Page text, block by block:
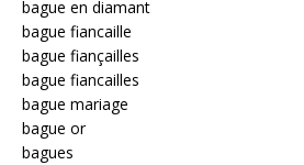
bague en diamant
bague fiancaille
bague fiançailles
bague fiancailles
bague mariage
bague or
bagues